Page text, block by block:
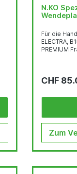
N.KO
Für die
ELECTRA,
PREMIUM
CHF
Zum